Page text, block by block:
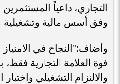
التجاري، داعياً
وفق أسس مالية
وأضاف:"النجاح في
قوة العلامة التجارية
والالتزام التشغيلي